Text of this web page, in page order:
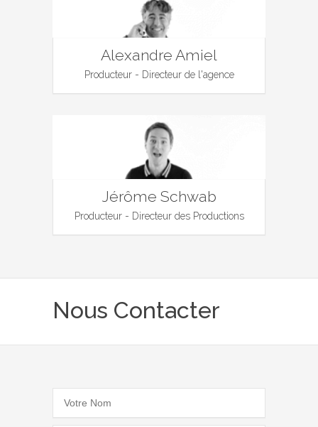
Alexandre Amiel
Producteur - Directeur de l'agence
Jérôme Schwab
Producteur - Directeur des Productions
Nous Contacter